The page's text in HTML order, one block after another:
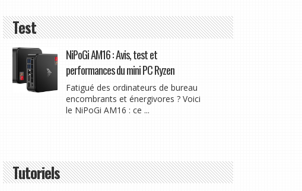
Test
NiPoGi AM16 : Avis, test et
performances du mini PC Ryzen
Fatigué des ordinateurs de bureau
encombrants et énergivores ? Voici
le NiPoGi AM16 : ce ...
Tutoriels